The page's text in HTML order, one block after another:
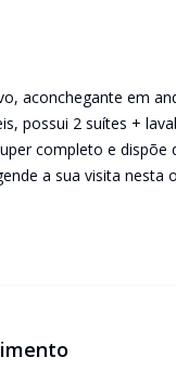
aconchegante em
possui 2 suítes +
completo e dispõe
a sua visita